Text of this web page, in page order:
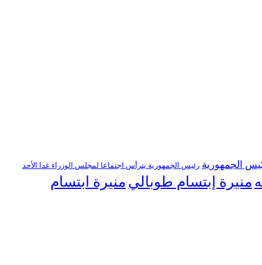
الجمهورية رئيس الجمهورية يترأس اجتماعا لمجلس الوزراء غدا الأحد
منيرة إبتسام طوبالي منيرة ابتسام